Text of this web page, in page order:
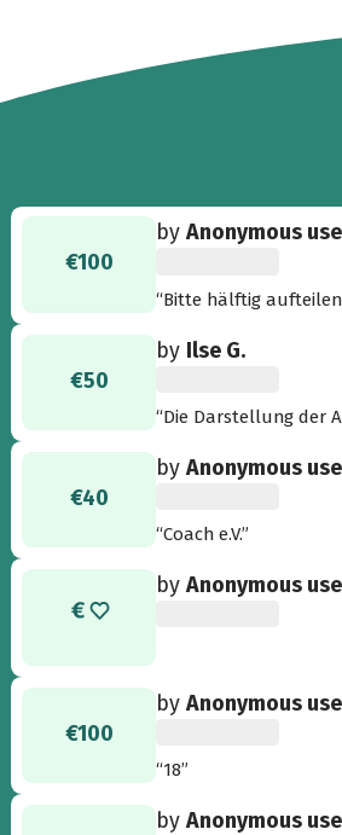
€100
byAnonymous
“Bitte hälftig
€50
by Ilse G.
“Die Darstellung der
€40
byAnonymous
“Coach e.V.”
byAnonymous
€100
byAnonymous
“18”
byAnonymous